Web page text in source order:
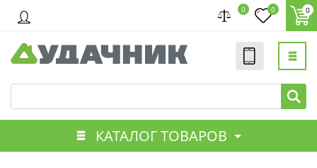
0 0 0
КАТАЛОГ ТОВАРОВ